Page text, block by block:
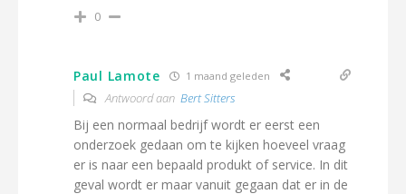
0
Paul Lamote 1 maand geleden
Antwoord aan Bert Sitters
Bij een normaal bedrijf wordt er eerst een
onderzoek gedaan om te kijken hoeveel vraag
er is naar een bepaald produkt of service. In dit
geval wordt er maar vanuit gegaan dat er in de